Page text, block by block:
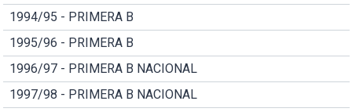
1994/95 - PRIMERA B
1995/96 - PRIMERA B
1996/97 - PRIMERA B NACIONAL
1997/98 - PRIMERA B NACIONAL